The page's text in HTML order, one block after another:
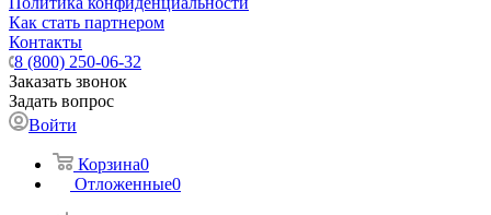
Как стать партнером
Контакты
8 (800) 250-06-32
Заказать звонок
Задать вопрос
Войти
Корзина0
Отложенные0